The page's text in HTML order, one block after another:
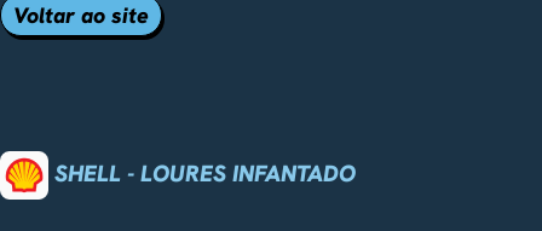
Voltar ao site
SHELL - LOURES INFANTADO